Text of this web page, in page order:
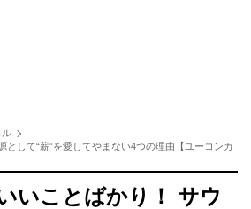
ル
として“薪”を愛してやまない4つの理由【ユーコンカ
いことばかり！ サウ